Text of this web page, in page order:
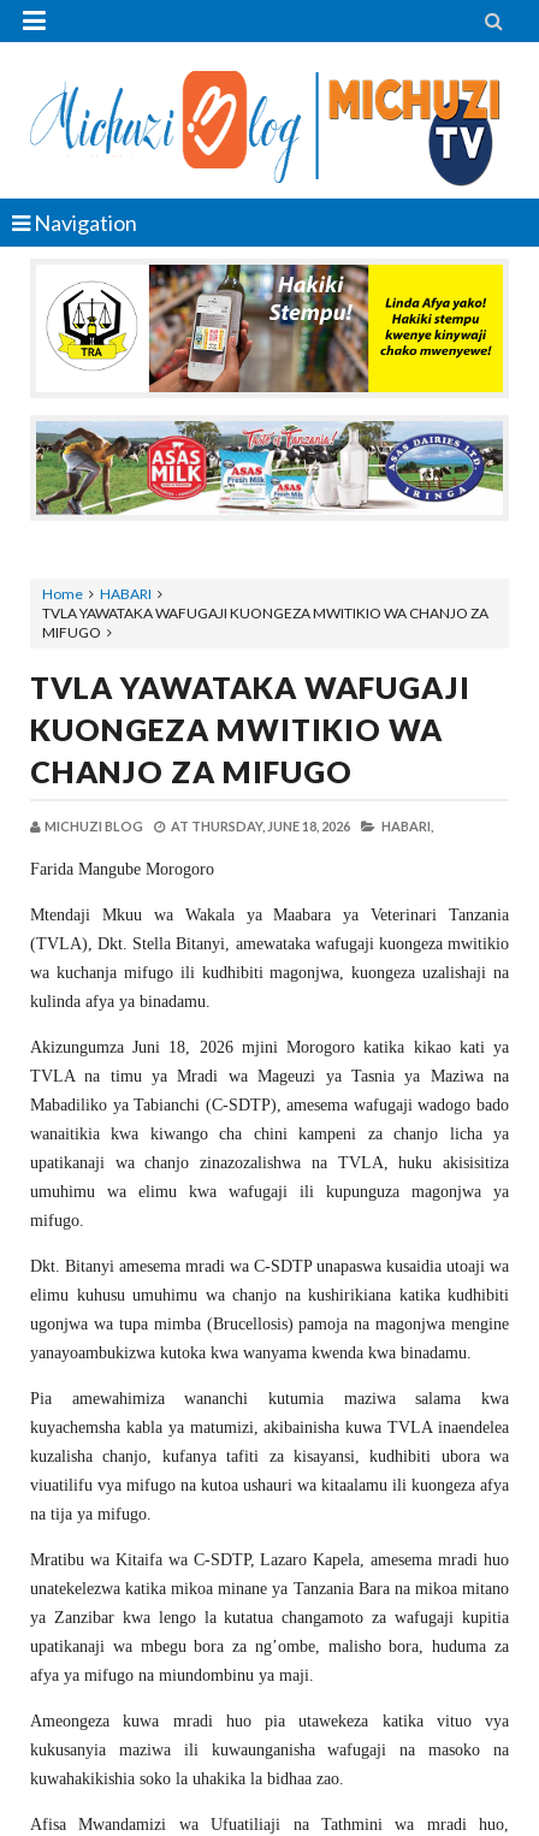
 
Navigation
Home
HABARI
TVLA YAWATAKA WAFUGAJI KUONGEZA MWITIKIO WA CHANJO ZA
MIFUGO
TVLA YAWATAKA WAFUGAJI
KUONGEZA MWITIKIO WA
CHANJO ZA MIFUGO
MICHUZI BLOG AT THURSDAY, JUNE 18, 2026 HABARI,
Farida Mangube Morogoro
Mtendaji Mkuu wa Wakala ya Maabara ya Veterinari Tanzania
(TVLA), Dkt. Stella Bitanyi, amewataka wafugaji kuongeza mwitikio
wa kuchanja mifugo ili kudhibiti magonjwa, kuongeza uzalishaji na
kulinda afya ya binadamu.
Akizungumza Juni 18, 2026 mjini Morogoro katika kikao kati ya
TVLA na timu ya Mradi wa Mageuzi ya Tasnia ya Maziwa na
Mabadiliko ya Tabianchi (C-SDTP), amesema wafugaji wadogo bado
wanaitikia kwa kiwango cha chini kampeni za chanjo licha ya
upatikanaji wa chanjo zinazozalishwa na TVLA, huku akisisitiza
umuhimu wa elimu kwa wafugaji ili kupunguza magonjwa ya
mifugo.
Dkt. Bitanyi amesema mradi wa C-SDTP unapaswa kusaidia utoaji wa
elimu kuhusu umuhimu wa chanjo na kushirikiana katika kudhibiti
ugonjwa wa tupa mimba (Brucellosis) pamoja na magonjwa mengine
yanayoambukizwa kutoka kwa wanyama kwenda kwa binadamu.
Pia amewahimiza wananchi kutumia maziwa salama kwa
kuyachemsha kabla ya matumizi, akibainisha kuwa TVLA inaendelea
kuzalisha chanjo, kufanya tafiti za kisayansi, kudhibiti ubora wa
viuatilifu vya mifugo na kutoa ushauri wa kitaalamu ili kuongeza afya
na tija ya mifugo.
Mratibu wa Kitaifa wa C-SDTP, Lazaro Kapela, amesema mradi huo
unatekelezwa katika mikoa minane ya Tanzania Bara na mikoa mitano
ya Zanzibar kwa lengo la kutatua changamoto za wafugaji kupitia
upatikanaji wa mbegu bora za ng’ombe, malisho bora, huduma za
afya ya mifugo na miundombinu ya maji.
Ameongeza kuwa mradi huo pia utawekeza katika vituo vya
kukusanyia maziwa ili kuwaunganisha wafugaji na masoko na
kuwahakikishia soko la uhakika la bidhaa zao.
Afisa Mwandamizi wa Ufuatiliaji na Tathmini wa mradi huo,